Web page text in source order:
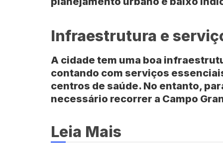
Infraestrutura e
A cidade tem uma boa
contando com serviços
centros de saúde. No entanto,
necessário recorrer a Campo
Leia Mais